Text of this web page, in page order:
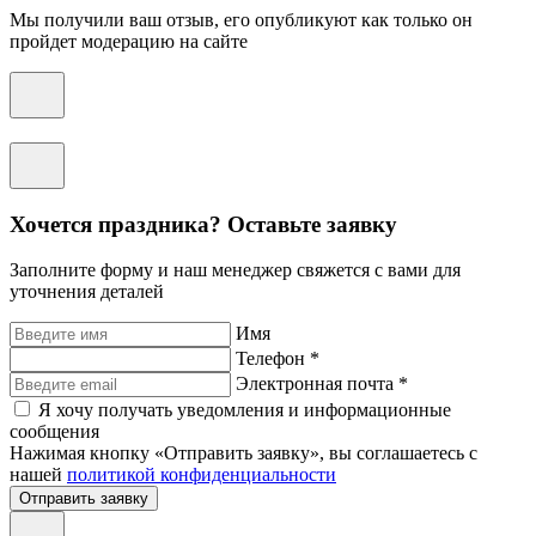
Мы получили ваш отзыв, его опубликуют как только он
пройдет модерацию на сайте
Хочется праздника? Оставьте заявку
Заполните форму и наш менеджер свяжется с вами для
уточнения деталей
Имя
Телефон *
Электронная почта *
Я хочу получать уведомления и информационные
сообщения
Нажимая кнопку «Отправить заявку», вы соглашаетесь с
нашей политикой конфиденциальности
Отправить заявку